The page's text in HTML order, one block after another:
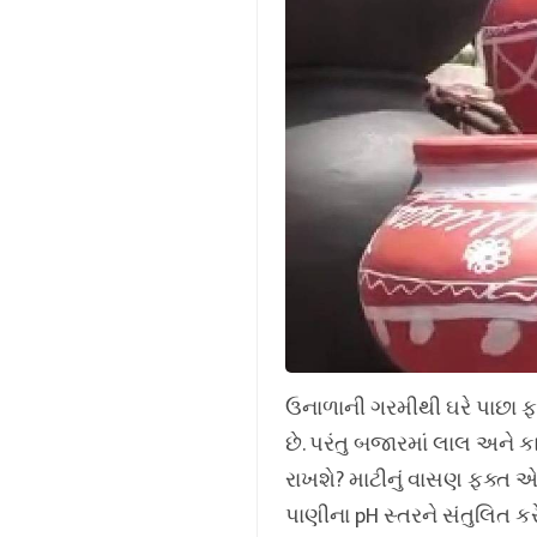
ઉનાળાની ગરમીથી ઘરે
છે. પરંતુ બજારમાં લાલ અને
રાખશે? માટીનું વાસણ
પાણીના pH સ્તરને સંતુલિત